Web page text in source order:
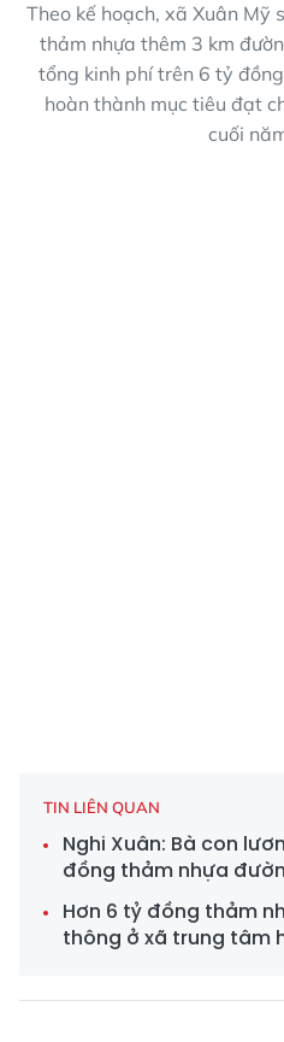
Theo kế hoạch, xã Xuân
thảm nhựa thêm 3 km
tổng kinh phí trên 6 tỷ
hoàn thành mục tiêu đạt
cuối
TIN LIÊN QUAN
Nghi Xuân: Bà con
đồng thảm nhựa
Hơn 6 tỷ đồng thảm
thông ở xã trung tâm